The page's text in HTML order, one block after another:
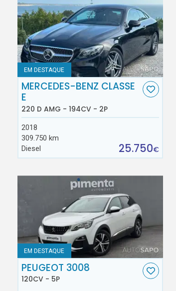
EM DESTAQUE
MERCEDES-BENZ CLASSE
E
220 D AMG - 194CV - 2P
2018
309.750 km
Diesel
25.750€
EM DESTAQUE
PEUGEOT 3008
120CV - 5P